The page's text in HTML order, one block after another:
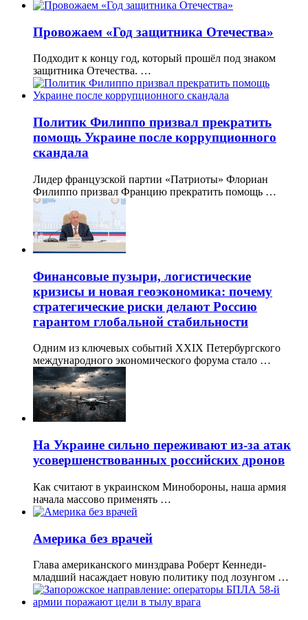
Провожаем «Год защитника Отечества»
Подходит к концу год, который прошёл под знаком
защитника Отечества. …
Политик Филиппо призвал прекратить
помощь Украине после коррупционного
скандала
Лидер французской партии «Патриоты» Флориан
Филиппо призвал Францию прекратить помощь …
Финансовые пузыри, логистические
кризисы и новая геоэкономика: почему
стратегические риски делают Россию
гарантом глобальной стабильности
Одним из ключевых событий XXIX Петербургского
международного экономического форума стало …
На Украине сильно переживают из-за атак
усовершенствованных российских дронов
Как считают в украинском Минобороны, наша армия
начала массово применять …
Америка без врачей
Глава американского минздрава Роберт Кеннеди-
младший насаждает новую политику под лозунгом …